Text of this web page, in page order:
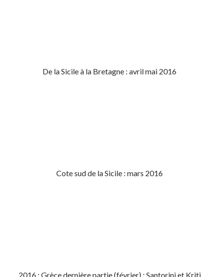
De la Sicile à la Bretagne : avril mai 2016
Cote sud de la Sicile : mars 2016
2016 : Grèce dernière partie (février) : Santorini et Kriti